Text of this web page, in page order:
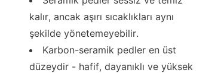
kalır, ancak aşırı sıcaklıkları aynı
şekilde yönetemeyebilir.
Karbon-seramik pedler en üst
düzeydir - hafif, dayanıklı ve yüksek